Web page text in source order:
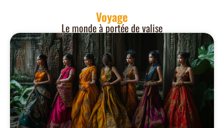
Voyage
Le monde à portée de valise